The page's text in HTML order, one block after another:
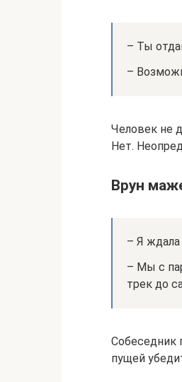
– Ты
–
Человек не
Нет.
Врун
– Я ждала
– Мы с
трек до
Собеседник
пущей